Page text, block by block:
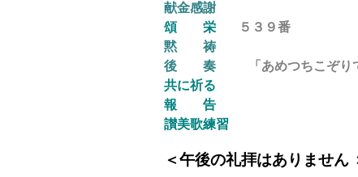
献金感謝
頌 栄
５３９番
黙 祷
後
奏
「あめつちこぞり
共に祈る
報 告
讃美歌練習
＜午後の礼拝はありません